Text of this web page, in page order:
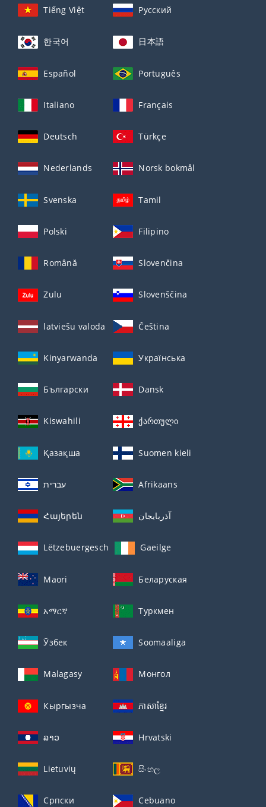
Tiếng Việt Русский
한국어 日本語
Español Português
Italiano Français
Deutsch Türkçe
Nederlands Norsk bokmål
Svenska Tamil
Polski Filipino
Română Slovenčina
Zulu Slovenščina
latviešu valoda Čeština
Kinyarwanda Українська
Български Dansk
Kiswahili ქართული
Қазақша Suomen kieli
עברית Afrikaans
Հայերեն آذربايجان
Lëtzebuergesch Gaeilge
Maori Беларуская
አማርኛ Туркмен
Ўзбек Soomaaliga
Malagasy Монгол
Кыргызча ភាសាខ្មែរ
ລາວ Hrvatski
Lietuvių සිංහල
Српски Cebuano